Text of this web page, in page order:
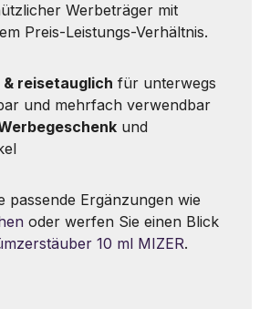
Werbeträger mit
Preis-Leistungs-Verhältnis.
& reisetauglich für unterwegs
und mehrfach verwendbar
und
passende Ergänzungen wie
oder werfen Sie einen Blick
10 ml MIZER.